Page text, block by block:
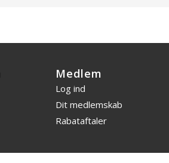
Medlem
Log ind
Dit medlemskab
Rabataftaler